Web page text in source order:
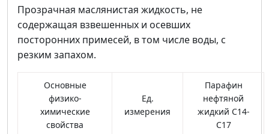
Прозрачная маслянистая жидкость, не
содержащая взвешенных и осевших
посторонних примесей, в том числе воды, с
резким запахом.
Основные
физико-
химические
свойства
Ед.
измерения
Парафин
нефтяной
жидкий С14-
С17